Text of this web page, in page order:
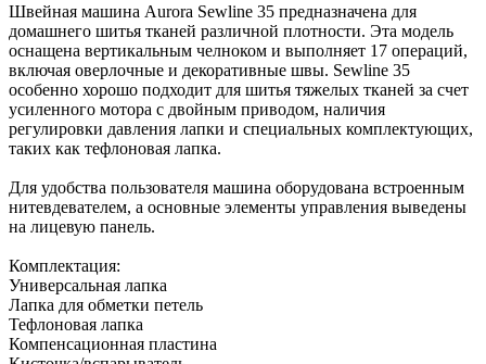
Швейная машина Aurora Sewline 35 предназначена для
домашнего шитья тканей различной плотности. Эта модель
оснащена вертикальным челноком и выполняет 17 операций,
включая оверлочные и декоративные швы. Sewline 35
особенно хорошо подходит для шитья тяжелых тканей за счет
усиленного мотора с двойным приводом, наличия
регулировки давления лапки и специальных комплектующих,
таких как тефлоновая лапка.
Для удобства пользователя машина оборудована встроенным
нитевдевателем, а основные элементы управления выведены
на лицевую панель.
Комплектация:
Универсальная лапка
Лапка для обметки петель
Тефлоновая лапка
Компенсационная пластина